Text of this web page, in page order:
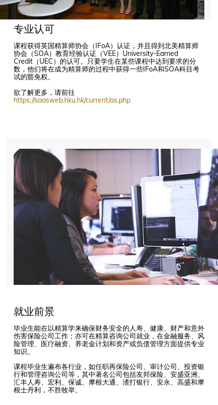
专业认可
课程获得英国精算师协会（IFoA）认证，并且得到北美精算师
协会（SOA）教育经验认证（VEE）University-Earned
Credit（UEC）的认可。只要学生在某些课程中达到要求的分
数，他们将在成为精算师的过程中获得一些IFoA和SOA科目考
试的豁免权。
欲了解更多，请前往
https://saasweb.hku.hk/current/as.php
就业前景
毕业生能在以精算学来确保财务安全的人寿、健康、财产和意外
伤害保险公司工作；亦可在精算咨询公司就业，在金融服务、风
险管理、医疗融资、养老金计划和资产或负债管理方面提供专业
知识。
课程毕业生遍布各行业，如任职再保险公司、审计公司、投资银
行和管理咨询公司等，其中著名公司包括友邦保险、安盛亚洲、
汇丰人寿、宏利、保诚、摩根大通、渣打银行、安永、高盛和摩
根士丹利，不胜牧举。